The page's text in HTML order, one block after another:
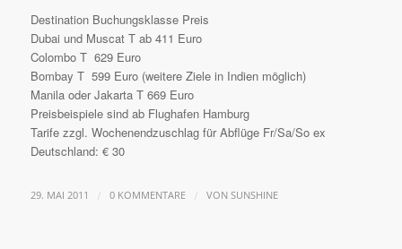
Destination Buchungsklasse Preis
Dubai und Muscat T ab 411 Euro
Colombo T 629 Euro
Bombay T 599 Euro (weitere Ziele in Indien möglich)
Manila oder Jakarta T 669 Euro
Preisbeispiele sind ab Flughafen Hamburg
Tarife zzgl. Wochenendzuschlag für Abflüge Fr/Sa/So ex
Deutschland: € 30
29. MAI 2011 / 0 KOMMENTARE / VON SUNSHINE